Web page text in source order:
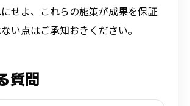
せよ、これらの施策が成果を保証
い点はご承知おきください。
質問